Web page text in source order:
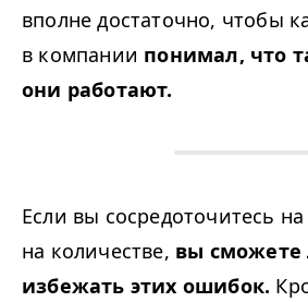
вполне достаточно, чтобы
в компании понимал, что
они работают.
Если вы сосредоточитесь
на количестве, вы сможете
избежать этих ошибок.